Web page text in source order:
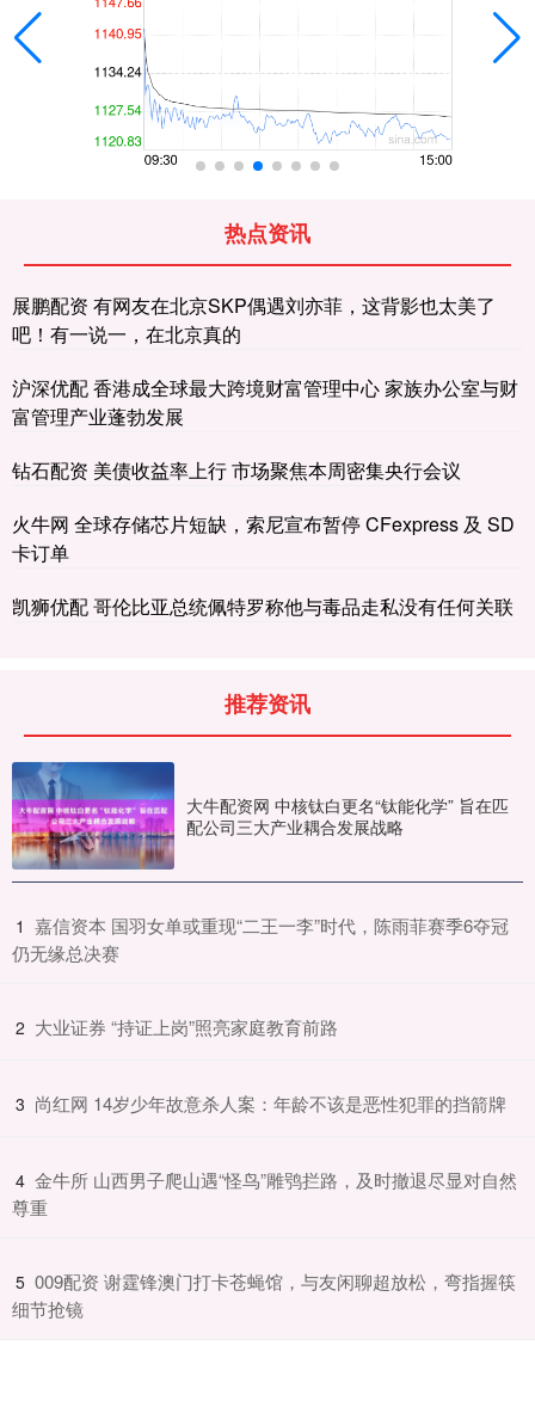
热点资讯
展鹏配资 有网友在北京SKP偶遇刘亦菲，这背影也太美了
吧！有一说一，在北京真的
沪深优配 香港成全球最大跨境财富管理中心 家族办公室与财
富管理产业蓬勃发展
钻石配资 美债收益率上行 市场聚焦本周密集央行会议
火牛网 全球存储芯片短缺，索尼宣布暂停 CFexpress 及 SD
卡订单
凯狮优配 哥伦比亚总统佩特罗称他与毒品走私没有任何关联
推荐资讯
大牛配资网 中核钛白更名“钛能化学” 旨在匹
配公司三大产业耦合发展战略
1 ​嘉信资本 国羽女单或重现“二王一李”时代，陈雨菲赛季6夺冠
仍无缘总决赛
2 ​大业证券 “持证上岗”照亮家庭教育前路
3 ​尚红网 14岁少年故意杀人案：年龄不该是恶性犯罪的挡箭牌​
4 ​金牛所 山西男子爬山遇“怪鸟”雕鸮拦路，及时撤退尽显对自然
尊重
5 ​009配资 谢霆锋澳门打卡苍蝇馆，与友闲聊超放松，弯指握筷
细节抢镜